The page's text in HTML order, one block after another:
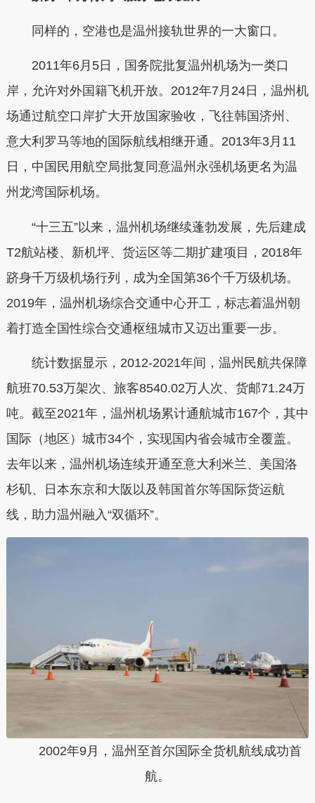
同样的，空港也是温州接轨世界的一大窗口。
2011年6月5日，国务院批复温州机场为一类口
岸，允许对外国籍飞机开放。2012年7月24日，温州机
场通过航空口岸扩大开放国家验收，飞往韩国济州、
意大利罗马等地的国际航线相继开通。2013年3月11
日，中国民用航空局批复同意温州永强机场更名为温
州龙湾国际机场。
“十三五”以来，温州机场继续蓬勃发展，先后建成
T2航站楼、新机坪、货运区等二期扩建项目，2018年
跻身千万级机场行列，成为全国第36个千万级机场。
2019年，温州机场综合交通中心开工，标志着温州朝
着打造全国性综合交通枢纽城市又迈出重要一步。
统计数据显示，2012-2021年间，温州民航共保障
航班70.53万架次、旅客8540.02万人次、货邮71.24万
吨。截至2021年，温州机场累计通航城市167个，其中
国际（地区）城市34个，实现国内省会城市全覆盖。
去年以来，温州机场连续开通至意大利米兰、美国洛
杉矶、日本东京和大阪以及韩国首尔等国际货运航
线，助力温州融入“双循环”。
2002年9月，温州至首尔国际全货机航线成功首
航。